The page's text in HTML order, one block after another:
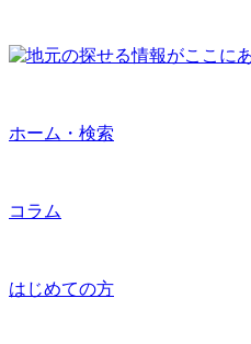
ホーム・検索
コラム
はじめての方